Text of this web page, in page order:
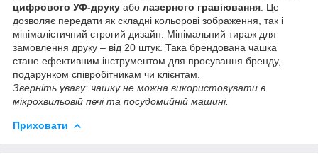
цифрового УФ-друку або лазерного гравіювання . Це
дозволяє передати як складні кольорові зображення, так і
мінімалістичний строгий дизайн. Мінімальний тираж для
замовлення друку – від 20 штук. Така брендована чашка
стане ефективним інструментом для просування бренду,
подарунком співробітникам чи клієнтам.
Зверніть увагу: чашку не можна використовувати в
мікрохвильовій печі та посудомийній машині.
Приховати